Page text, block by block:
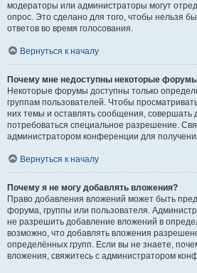
модераторы или администраторы могут
опрос. Это сделано для того, чтобы нельзя
ответов во время голосования.
Вернуться к началу
Почему мне недоступны некоторые
Некоторые форумы доступны только
группам пользователей. Чтобы
них темы и оставлять сообщения, совершать
потребоваться специальное разрешение.
администратором конференции для
Вернуться к началу
Почему я не могу добавлять вложения?
Право добавления вложений может быть
форума, группы или пользователя.
не разрешить добавление вложений в
возможно, что добавлять вложения
определённых групп. Если вы не знаете,
вложения, свяжитесь с администратором